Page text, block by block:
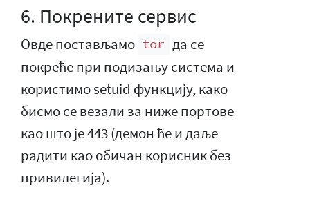
6. Покрените сервис
Овде постављамо tor да се
покреће при подизању система и
користимо setuid функцију, како
бисмо се везали за ниже портове
као што је 443 (демон ће и даље
радити као обичан корисник без
привилегија).